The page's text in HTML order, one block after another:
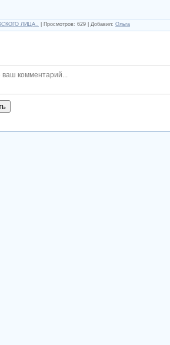
ЛИЦА.. Просмотров: 629 Добавил: Ольга